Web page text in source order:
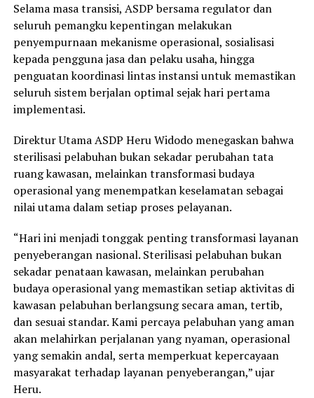
Selama masa transisi, ASDP bersama regulator dan
seluruh pemangku kepentingan melakukan
penyempurnaan mekanisme operasional, sosialisasi
kepada pengguna jasa dan pelaku usaha, hingga
penguatan koordinasi lintas instansi untuk memastikan
seluruh sistem berjalan optimal sejak hari pertama
implementasi.
Direktur Utama ASDP Heru Widodo menegaskan bahwa
sterilisasi pelabuhan bukan sekadar perubahan tata
ruang kawasan, melainkan transformasi budaya
operasional yang menempatkan keselamatan sebagai
nilai utama dalam setiap proses pelayanan.
“Hari ini menjadi tonggak penting transformasi layanan
penyeberangan nasional. Sterilisasi pelabuhan bukan
sekadar penataan kawasan, melainkan perubahan
budaya operasional yang memastikan setiap aktivitas di
kawasan pelabuhan berlangsung secara aman, tertib,
dan sesuai standar. Kami percaya pelabuhan yang aman
akan melahirkan perjalanan yang nyaman, operasional
yang semakin andal, serta memperkuat kepercayaan
masyarakat terhadap layanan penyeberangan,” ujar
Heru.